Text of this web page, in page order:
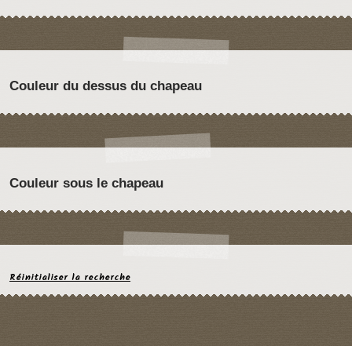
Couleur du dessus du chapeau
Couleur sous le chapeau
Réinitialiser la recherche